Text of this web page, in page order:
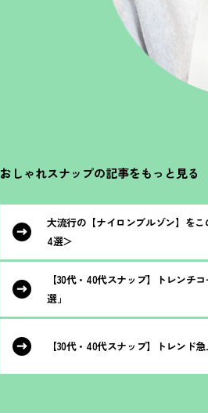
おしゃれスナップの記事をもっと見る
大流行の【ナイロンブルゾン】を
4選＞
【30代・40代スナップ】トレンチ
選」
【30代・40代スナップ】トレンド